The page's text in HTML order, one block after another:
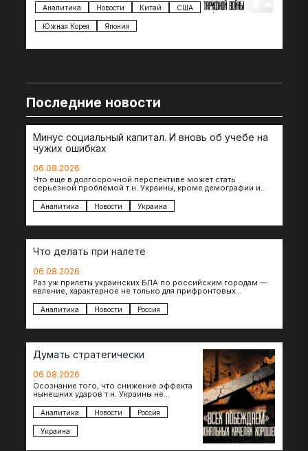
импорта из более 100 стран…
Аналитика Новости Китай США
Южная Корея Япония
Последние новости
Минус социальный капитал. И вновь об учебе на
чужих ошибках
06.08.2026
Что еще в долгосрочной перспективе может стать
серьезной проблемой т.н. Украины, кроме демографии и
которых будет…
Аналитика Новости Украина
Что делать при налете
06.08.2026
Раз уж прилеты украинских БЛА по российским городам —
явление, характерное не только для прифронтовых
Аналитика Новости Россия
Думать стратегически
06.08.2026
Осознание того, что снижение эффекта
нынешних ударов т.н. Украины не
возможностей — повод задаться
вопросом: что делать…
Аналитика Новости Россия
Украина